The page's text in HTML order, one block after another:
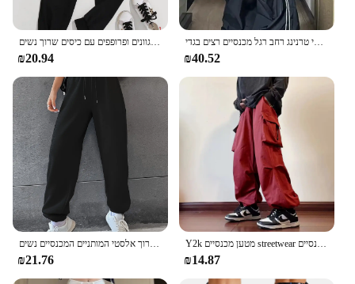
מכתב ילדה תינוק הדפסה מזדמנים נשים אופנתיות מזדמנים, מכנסיים מגוונים ופרופפים עם כיסים שרוך נשים
₪20.94
גברים מכנסי טרנינג רחב רגל מכנסיים רצים בגדי Y2K נשים Streetwear Techwear שחור מטען קוריאני Harajuku מצנח מסלול מכנסיים
₪40.52
צבע מוצק אופנה מכנסי ג 'ר שרוך אלסטי המותניים המכנסיים נשים
₪21.76
Y2k מטען מכנסיים streetwear גברים נשים כיסים מוצק מזדמנים נשים מכנסיים רגליים רחבים מכנסיים harajuku hippie pantalones
₪14.87